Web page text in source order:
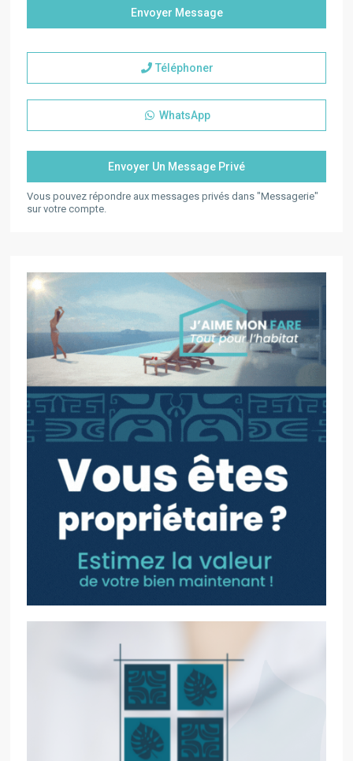
Téléphoner
WhatsApp
Vous pouvez répondre aux messages privés dans "Messagerie"
sur votre compte.